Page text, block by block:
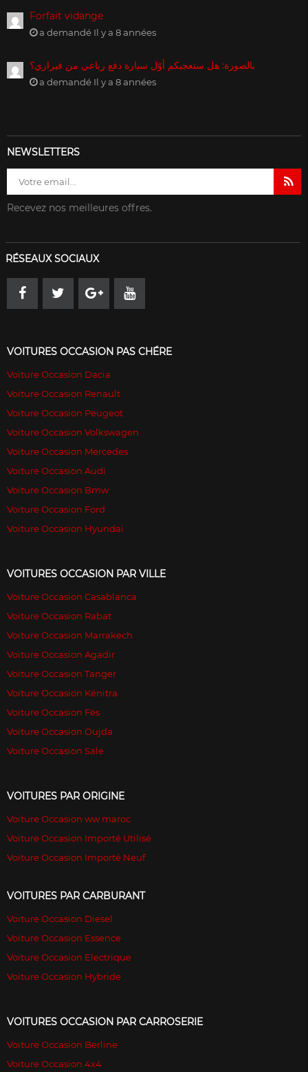
Forfait vidange
a demandé Il y a 8 années
بالصورة: هل ستعجبكم أوّل سيارة دفع رباعي من فيراري؟
a demandé Il y a 8 années
NEWSLETTERS
Recevez nos meilleures offres.
RÉSEAUX SOCIAUX
VOITURES OCCASION PAS CHÉRE
Voiture Occasion Dacia
Voiture Occasion Renault
Voiture Occasion Peugeot
Voiture Occasion Volkswagen
Voiture Occasion Mercedes
Voiture Occasion Audi
Voiture Occasion Bmw
Voiture Occasion Ford
Voiture Occasion Hyundai
VOITURES OCCASION PAR VILLE
Voiture Occasion Casablanca
Voiture Occasion Rabat
Voiture Occasion Marrakech
Voiture Occasion Agadir
Voiture Occasion Tanger
Voiture Occasion Kénitra
Voiture Occasion Fès
Voiture Occasion Oujda
Voiture Occasion Sale
VOITURES PAR ORIGINE
Voiture Occasion ww maroc
Voiture Occasion Importé Utilisé
Voiture Occasion Importé Neuf
VOITURES PAR CARBURANT
Voiture Occasion Diesel
Voiture Occasion Essence
Voiture Occasion Electrique
Voiture Occasion Hybride
VOITURES OCCASION PAR CARROSERIE
Voiture Occasion Berline
Voiture Occasion 4x4